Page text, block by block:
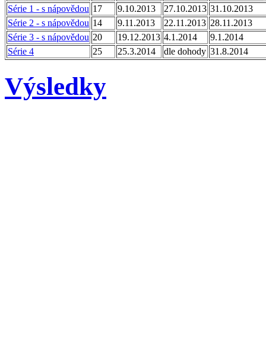
Série 1 - s nápovědou 17 9.10.2013 27.10.2013 31.10.2013
Série 2 - s nápovědou 14 9.11.2013 22.11.2013 28.11.2013
Série 3 - s nápovědou 20 19.12.2013 4.1.2014
9.1.2014
Série 4
25 25.3.2014 dle dohody 31.8.2014
Výsledky